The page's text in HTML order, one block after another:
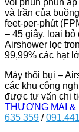
vòi phun phun
và trần của
feet-per-phút
– 45 giây, loại bỏ
Airshower lọc
99,99% các hạt
Máy thổi bụi –
các khu công
được tư vấn chi
THƯƠNG MẠI &
635 359 /